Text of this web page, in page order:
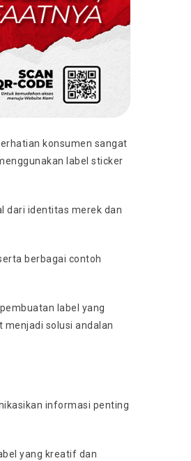
konsumen sangat
label sticker
dari identitas merek dan
berbagai contoh
label yang
menjadi solusi andalan
informasi penting
yang kreatif dan